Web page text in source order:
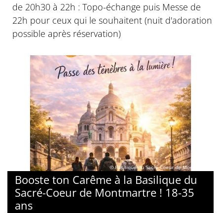
de 20h30 à 22h : Topo-échange puis Messe de
22h pour ceux qui le souhaitent (nuit d'adoration
possible après réservation)
© Basilique du Sacré-Coeur de Montmartre
Booste ton Carême à la Basilique du
Sacré-Coeur de Montmartre ! 18-35
ans